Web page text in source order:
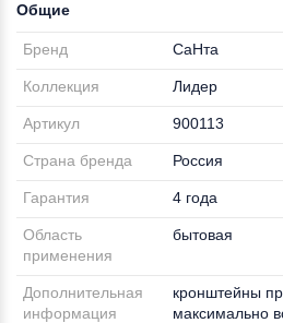
Общие
Бренд СаНта
Коллекция Лидер
Артикул 900113
Страна бренда Россия
Гарантия 4 года
Область
применения
бытовая
Дополнительная
информация
кронштейны
максимально